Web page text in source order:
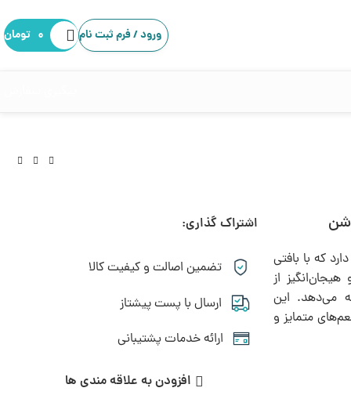
ورود / فرم ثبت نام ۰ تومان
۴۳۷,۷۵۰
اشتراک گذاری:
که با بافتی
از
می‌دهد. این
متمایز و
تضمین اصالت و کیفیت کالا
ارسال با پست پیشتاز
ارائه خدمات پشتیبانی
افزودن به علاقه مندی ها